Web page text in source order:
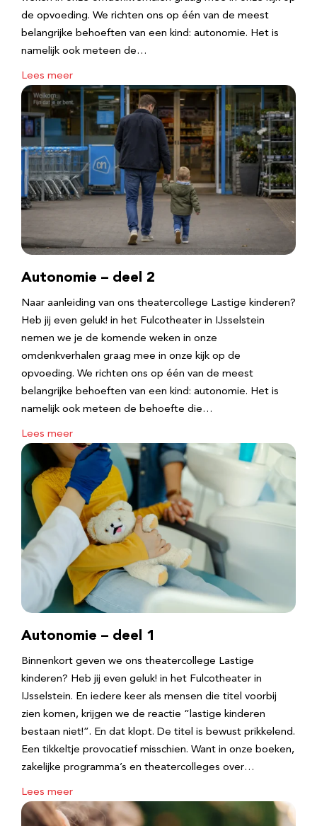
de opvoeding. We richten ons op één van de meest
belangrijke behoeften van een kind: autonomie. Het is
namelijk ook meteen de…
Lees meer
Autonomie – deel 2
Naar aanleiding van ons theatercollege Lastige kinderen?
Heb jij even geluk! in het Fulcotheater in IJsselstein
nemen we je de komende weken in onze
omdenkverhalen graag mee in onze kijk op de
opvoeding. We richten ons op één van de meest
belangrijke behoeften van een kind: autonomie. Het is
namelijk ook meteen de behoefte die…
Lees meer
Autonomie – deel 1
Binnenkort geven we ons theatercollege Lastige
kinderen? Heb jij even geluk! in het Fulcotheater in
IJsselstein. En iedere keer als mensen die titel voorbij
zien komen, krijgen we de reactie “lastige kinderen
bestaan niet!”. En dat klopt. De titel is bewust prikkelend.
Een tikkeltje provocatief misschien. Want in onze boeken,
zakelijke programma’s en theatercolleges over…
Lees meer